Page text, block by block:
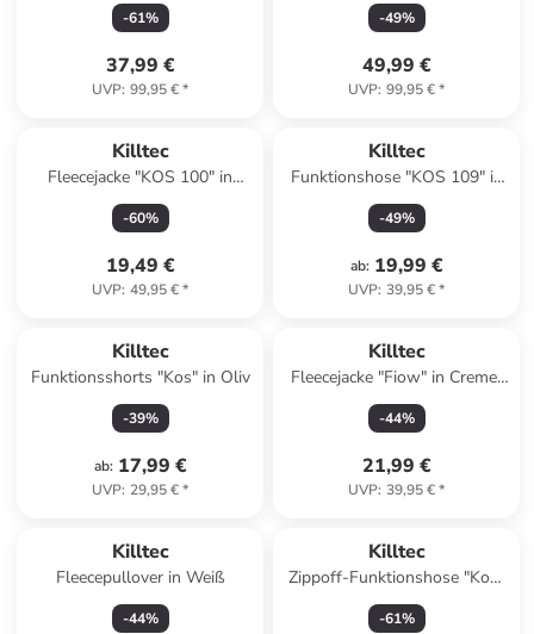
-61%
37,99 €
UVP: 99,95 €*
-49%
49,99 €
UVP: 99,95 €*
Killtec
Fleecejacke "KOS 100" in
Orange
-60%
19,49 €
UVP: 49,95 €*
Killtec
Funktionshose "KOS 109" in
Dunkelblau
-49%
ab: 19,99 €
UVP: 39,95 €*
Killtec
Funktionsshorts "Kos" in Oliv
-39%
ab: 17,99 €
UVP: 29,95 €*
Killtec
Fleecejacke "Fiow" in Creme/
Pink
-44%
21,99 €
UVP: 39,95 €*
Killtec
Fleecepullover in Weiß
-44%
Killtec
Zippoff-Funktionshose "Kos"
in Blau
-61%